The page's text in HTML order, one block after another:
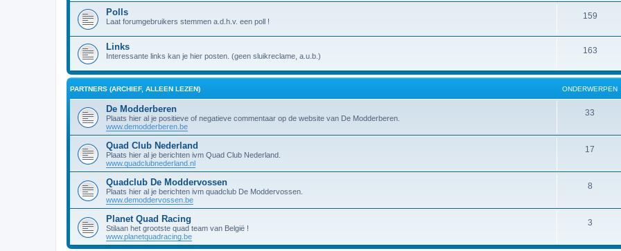
Polls
Laat forumgebruikers stemmen a.d.h.v. een poll !
159
Links
Interessante links kan je hier posten. (geen sluikreclame, a.u.b.)
163
PARTNERS (ARCHIEF, ALLEEN LEZEN) ONDERWERPEN
De Modderberen
Plaats hier al je positieve of negatieve commentaar op de website van De Modderberen.
www.demodderberen.be
33
Quad Club Nederland
Plaats hier al je berichten ivm Quad Club Nederland.
www.quadclubnederland.nl
17
Quadclub De Moddervossen
Plaats hier al je berichten ivm quadclub De Moddervossen.
www.demoddervossen.be
8
Planet Quad Racing
Stilaan het grootste quad team van België !
www.planetquadracing.be
3